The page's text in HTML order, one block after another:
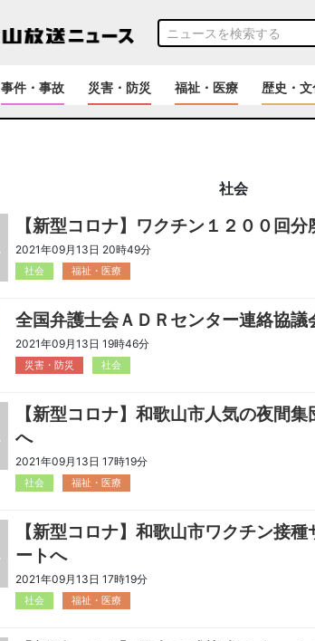
事件・事故 災害・防災 福祉・医療 歴史・文
社会
【新型コロナ】ワクチン１２００回
2021年09月13日 20時49分
社会 福祉・医療
全国弁護士会ＡＤＲセンター連絡協議
2021年09月13日 19時46分
災害・防災 社会
【新型コロナ】和歌山市人気の夜間
へ
2021年09月13日 17時19分
社会 福祉・医療
【新型コロナ】和歌山市ワクチン接
ートへ
2021年09月13日 17時19分
社会 福祉・医療